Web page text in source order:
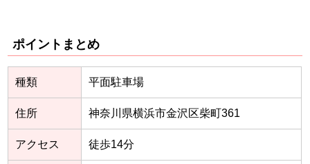
ポイントまとめ
種類 平面駐車場
住所 神奈川県横浜市金沢区柴町361
アクセス 徒歩14分